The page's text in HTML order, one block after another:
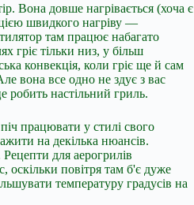
Вона довше нагрівається (хоча є
швидкого нагріву —
там працює набагато
гріє тільки низ, у більш
конвекція, коли гріє ще й сам
вона все одно не здує з вас
робить настільний гриль.
працювати у стилі свого
на декілька нюансів.
для аерогрилів
оскільки повітря там б'є дуже
температуру градусів на